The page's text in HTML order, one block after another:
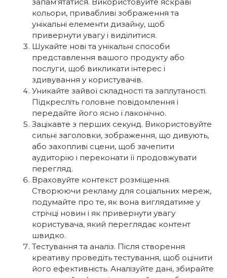
кольори, привабливі зображення та
унікальні елементи дизайну, щоб
привернути увагу і виділитися.
Шукайте нові та унікальні способи
представлення вашого продукту або
послуги, щоб викликати інтерес і
здивування у користувачів.
Уникайте зайвої складності та заплутаності.
Підкресліть головне повідомлення і
передайте його ясно і лаконічно.
Зацікавте з перших секунд. Використовуйте
сильні заголовки, зображення, що дивують,
або захопливі сцени, щоб зачепити
аудиторію і переконати її продовжувати
перегляд.
Враховуйте контекст розміщення.
Створюючи рекламу для соціальних мереж,
подумайте про те, як вона виглядатиме у
стрічці новин і як привернути увагу
користувача, який переглядає контент
швидко.
Тестування та аналіз. Після створення
креативу проведіть тестування, щоб оцінити
його ефективність. Аналізуйте дані, збирайте